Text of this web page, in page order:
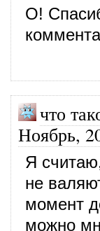
О!
что
Ноябрь,
Я
не
момент
можно